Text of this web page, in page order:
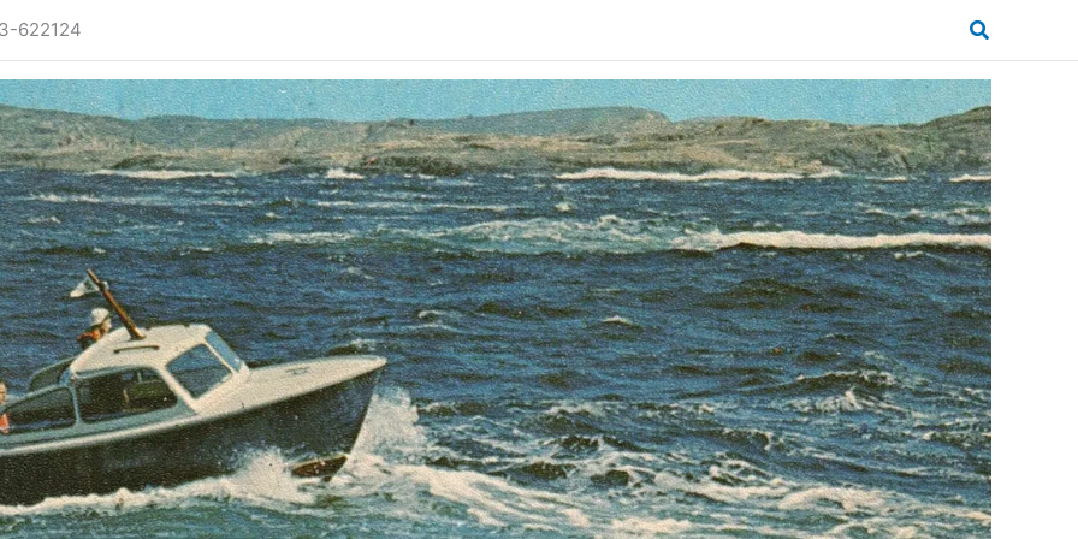
622124 Zoeken